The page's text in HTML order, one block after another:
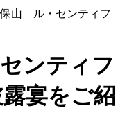
山 ル・センティフ
ンティフ
宴をご紹